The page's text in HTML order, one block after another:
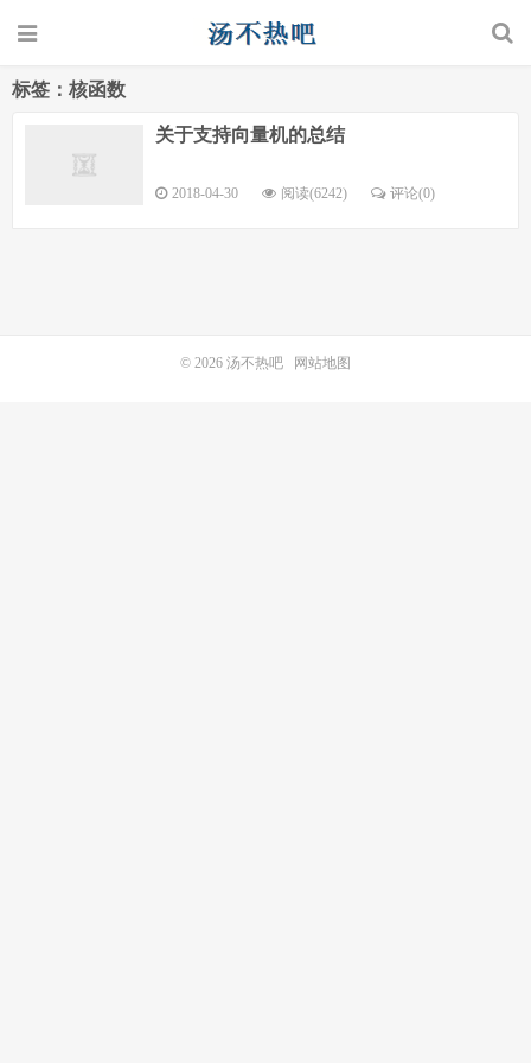
标签：核函数
关于支持向量机的总结
2018-04-30 阅读(6242) 评论(0)
© 2026 汤不热吧 网站地图